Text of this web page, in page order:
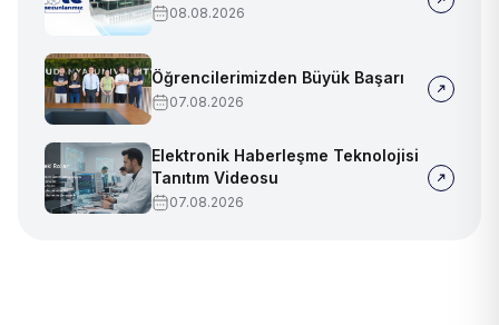
08.08.2026
Öğrencilerimizden Büyük Başarı
07.08.2026
Elektronik Haberleşme Teknolojisi
Tanıtım Videosu
07.08.2026